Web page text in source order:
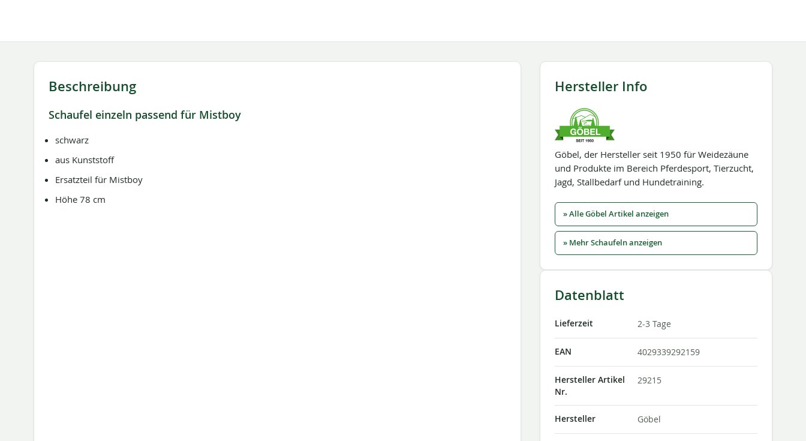
Beschreibung
Schaufel einzeln passend für Mistboy
schwarz
aus Kunststoff
Ersatzteil für Mistboy
Höhe 78 cm
Hersteller Info
Göbel, der Hersteller seit 1950 für Weidezäune
und Produkte im Bereich Pferdesport, Tierzucht,
Jagd, Stallbedarf und Hundetraining.
» Alle Göbel Artikel anzeigen
» Mehr Schaufeln anzeigen
Datenblatt
Lieferzeit 2-3 Tage
EAN 4029339292159
Hersteller Artikel
Nr.
29215
Hersteller Göbel